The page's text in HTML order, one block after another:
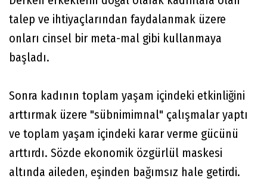
talep ve ihtiyaçlarından faydalanmak üzere
onları cinsel bir meta-mal gibi kullanmaya
başladı.
Sonra kadının toplam yaşam içindeki etkinliğini
arttırmak üzere "sübnimimnal" çalışmalar yaptı
ve toplam yaşam içindeki karar verme gücünü
arttırdı. Sözde ekonomik özgürlül maskesi
altında aileden, eşinden bağımsız hale getirdi.